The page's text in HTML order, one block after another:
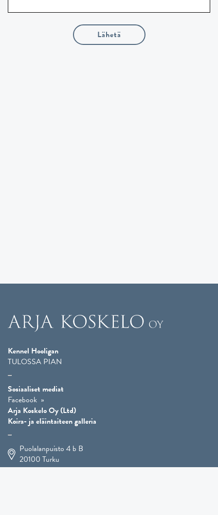
Lähetä
Kennel Hooligan
TULOSSA PIAN
Sosiaaliset mediat
Facebook
Arja Koskelo Oy (Ltd)
Koira- ja eläintaiteen galleria
Puolalanpuisto 4 b B
20100 Turku